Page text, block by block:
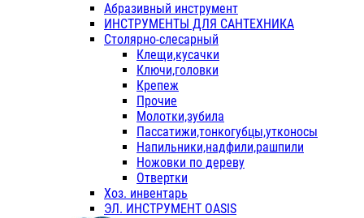
Абразивный инструмент
ИНСТРУМЕНТЫ ДЛЯ САНТЕХНИКА
Столярно-слесарный
Клещи,кусачки
Ключи,головки
Крепеж
Прочие
Молотки,зубила
Пассатижи,тонкогубцы,утконосы
Напильники,надфили,рашпили
Ножовки по дереву
Отвертки
Хоз. инвентарь
ЭЛ. ИНСТРУМЕНТ OASIS